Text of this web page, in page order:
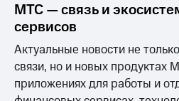
МТС
Достижения
Интервью
МТС — связь и
сервисов
Актуальные новости не
связи, но и новых продуктах
приложениях для работы и